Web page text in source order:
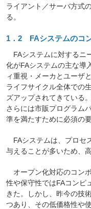
ライアント／サーバ方式
る。
1．2 FAシステムのコ
FAシステムに対するニ
化がFAシステムの主な導
ィ重視・メーカとユーザ
ライフサイクル全体での
ズアップされてきている
さらには市販プログラム
準を満たすために必須の
FAシステムは、プロセ
与えることが多いため、
オープン化対応のコン
性や保守性ではFAコンピ
きた。しかし、昨今の技
つあり、その低価格性や